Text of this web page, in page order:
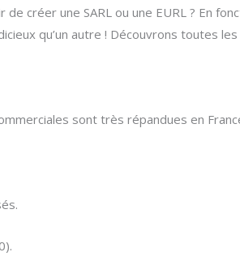
de créer une SARL ou une EURL ? En
qu’un autre ! Découvrons toutes les
sont très répandues en